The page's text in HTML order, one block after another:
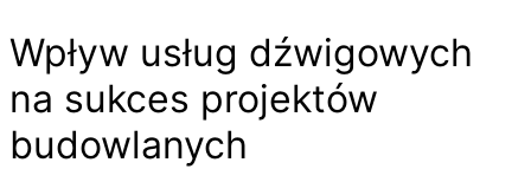
Wpływ usług dźwigowych
na sukces projektów
budowlanych